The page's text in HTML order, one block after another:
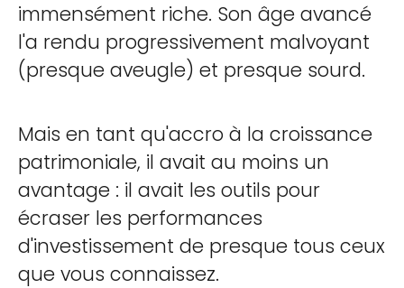
immensément riche. Son âge avancé
l'a rendu progressivement malvoyant
(presque aveugle) et presque sourd.
Mais en tant qu'accro à la croissance
patrimoniale, il avait au moins un
avantage : il avait les outils pour
écraser les performances
d'investissement de presque tous ceux
que vous connaissez.